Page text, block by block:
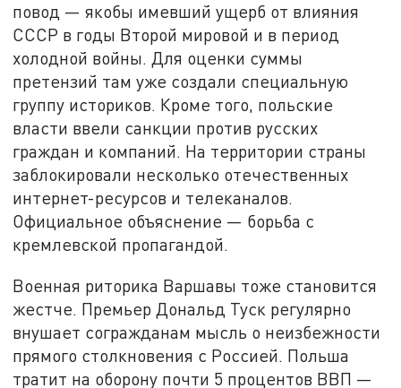
повод — якобы имевший ущерб от влияния
СССР в годы Второй мировой и в период
холодной войны. Для оценки суммы
претензий там уже создали специальную
группу историков. Кроме того, польские
власти ввели санкции против русских
граждан и компаний. На территории страны
заблокировали несколько отечественных
интернет-ресурсов и телеканалов.
Официальное объяснение — борьба с
кремлевской пропагандой.
Военная риторика Варшавы тоже становится
жестче. Премьер Дональд Туск регулярно
внушает согражданам мысль о неизбежности
прямого столкновения с Россией. Польша
тратит на оборону почти 5 процентов ВВП —